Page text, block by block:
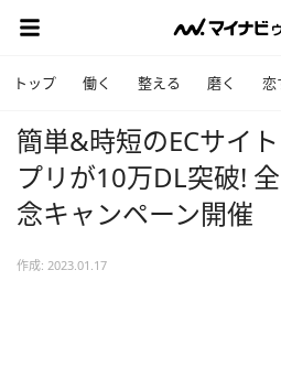
トップ 働く 整える 磨く 恋
簡単&時短のECサイ
プリが10万DL突破!
念キャンペーン開催
作成: 2023.01.17